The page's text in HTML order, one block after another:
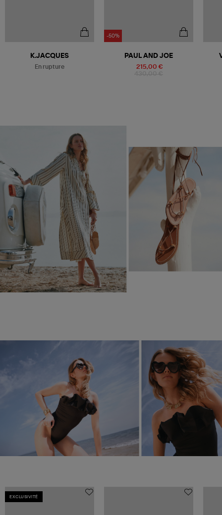
En rupture
K.JACQUES
-50%
215,00 €
PAUL AND JOE
EXCLUSIVITÉ